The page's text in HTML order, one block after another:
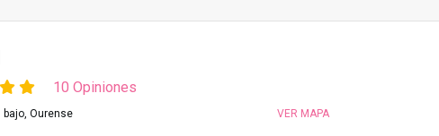
10 Opiniones
bajo, Ourense VER MAPA